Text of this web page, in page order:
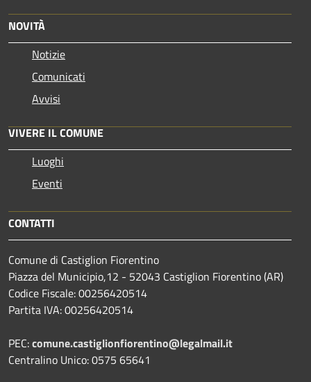
NOVITÀ
Notizie
Comunicati
Avvisi
VIVERE IL COMUNE
Luoghi
Eventi
CONTATTI
Comune di Castiglion Fiorentino
Piazza del Municipio,12 - 52043 Castiglion Fiorentino (AR)
Codice Fiscale: 00256420514
Partita IVA: 00256420514
PEC:comune.castiglionfiorentino@legalmail.it
Centralino Unico: 0575 65641